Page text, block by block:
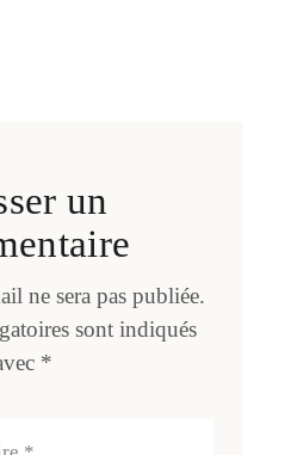
un
ne sera pas publiée.
sont indiqués
*